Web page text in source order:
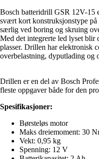
Bosch batteridrill GSR 12V-15
svært kort konstruksjonstype
særlig ved boring og skruing
Med det integrerte led lyset blir
plasser. Drillen har elektronisk
overbelastning, dyputlading og
Drillen er en del av Bosch
fleste oppgaver både for den
Spesifikasjoner:
Børsteløs motor
Maks dreiemoment: 30
Vekt: 0,95 kg
Spenning: 12 V